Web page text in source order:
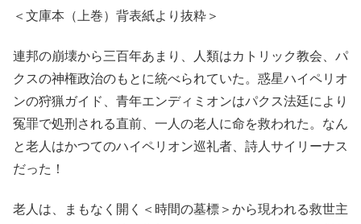
＜文庫本（上巻）背表紙より抜粋＞
連邦の崩壊から三百年あまり、人類はカトリック教会、パ
クスの神権政治のもとに統べられていた。惑星ハイペリオ
ンの狩猟ガイド、青年エンディミオンはパクス法廷により
冤罪で処刑される直前、一人の老人に命を救われた。なん
と老人はかつてのハイペリオン巡礼者、詩人サイリーナス
だった！
老人は、まもなく開く＜時間の墓標＞から現われる救世主